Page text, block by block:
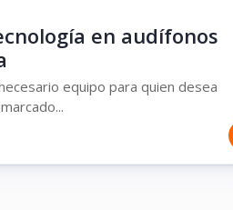
en audífonos
equipo para quien desea